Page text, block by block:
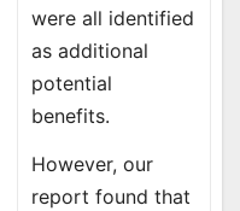
were all identified
as additional
potential
benefits.
However, our
report found that